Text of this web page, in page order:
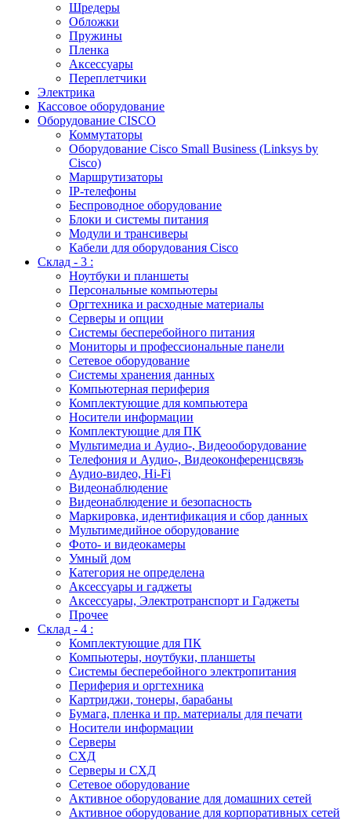
Шредеры
Обложки
Пружины
Пленка
Аксессуары
Переплетчики
Электрика
Кассовое оборудование
Оборудование CISCO
Коммутаторы
Оборудование Cisco Small Business (Linksys by
Cisco)
Маршрутизаторы
IP-телефоны
Беспроводное оборудование
Блоки и системы питания
Модули и трансиверы
Кабели для оборудования Cisco
Склад - 3 :
Ноутбуки и планшеты
Персональные компьютеры
Оргтехника и расходные материалы
Серверы и опции
Системы бесперебойного питания
Мониторы и профессиональные панели
Сетевое оборудование
Системы хранения данных
Компьютерная периферия
Комплектующие для компьютера
Носители информации
Комплектующие для ПК
Мультимедиа и Аудио-, Видеооборудование
Телефония и Аудио-, Видеоконференцсвязь
Аудио-видео, Hi-Fi
Видеонаблюдение
Видеонаблюдение и безопасность
Маркировка, идентификация и сбор данных
Мультимедийное оборудование
Фото- и видеокамеры
Умный дом
Категория не определена
Аксессуары и гаджеты
Аксессуары, Электротранспорт и Гаджеты
Прочее
Склад - 4 :
Комплектующие для ПК
Компьютеры, ноутбуки, планшеты
Системы бесперебойного электропитания
Периферия и оргтехника
Картриджи, тонеры, барабаны
Бумага, пленка и пр. материалы для печати
Носители информации
Серверы
СХД
Серверы и СХД
Сетевое оборудование
Активное оборудование для домашних сетей
Активное оборудование для корпоративных сетей